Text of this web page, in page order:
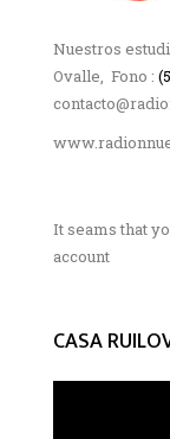
Nuestros
Ovalle, Fono :
It seams that
account
CASA